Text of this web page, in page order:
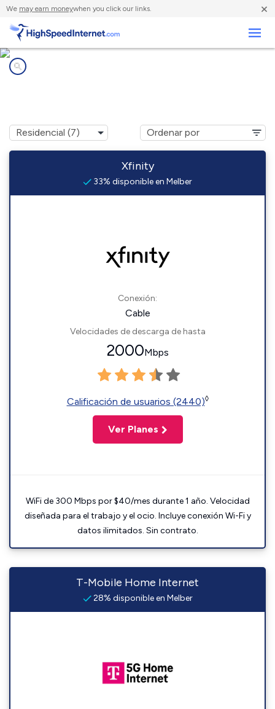
We may earn moneywhen you click our links. ×
Xfinity
33% disponible en Melber
Conexión:
Cable
Velocidades de descarga de hasta
2000Mbps
Calificación de usuarios (2440)◊
Ver Planes
WiFi de 300 Mbps por $40/mes durante 1 año. Velocidad
diseñada para el trabajo y el ocio. Incluye conexión Wi-Fi y
datos ilimitados. Sin contrato.
T-Mobile Home Internet
28% disponible en Melber